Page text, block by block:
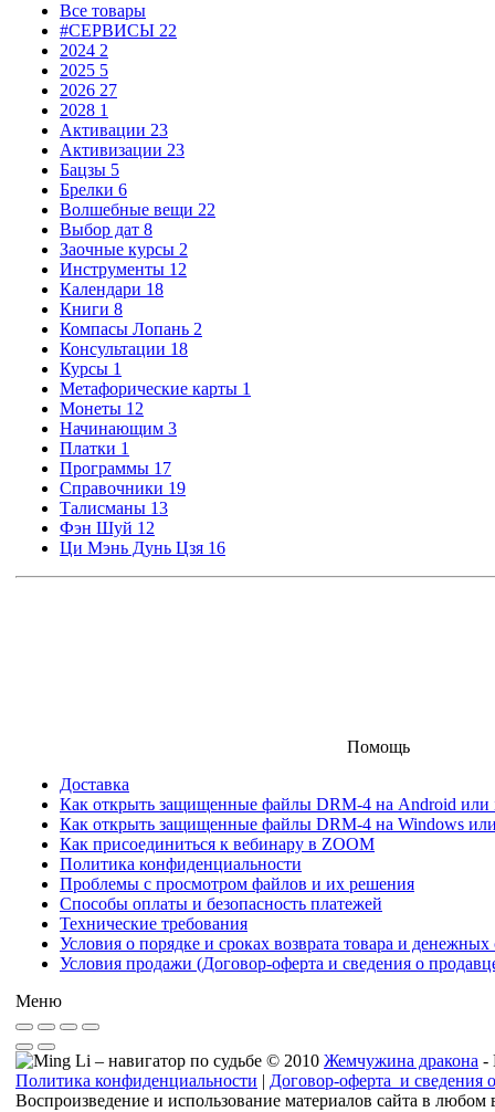
Все товары
#СЕРВИСЫ 22
2024 2
2025 5
2026 27
2028 1
Активации 23
Активизации 23
Бацзы 5
Брелки 6
Волшебные вещи 22
Выбор дат 8
Заочные курсы 2
Инструменты 12
Календари 18
Книги 8
Компасы Лопань 2
Консультации 18
Курсы 1
Метафорические карты 1
Монеты 12
Начинающим 3
Платки 1
Программы 17
Справочники 19
Талисманы 13
Фэн Шуй 12
Ци Мэнь Дунь Цзя 16
Помощь
Доставка
Как открыть защищенные файлы DRM-4 на Android или
Как открыть защищенные файлы DRM-4 на Windows
Как присоединиться к вебинару в ZOOM
Политика конфиденциальности
Проблемы с просмотром файлов и их решения
Способы оплаты и безопасность платежей
Технические требования
Условия о порядке и сроках возврата товара и денежных
Условия продажи (Договор-оферта и сведения о
Меню
© 2010 Жемчужина дракона -
Политика конфиденциальности | Договор-оферта и сведения
Воспроизведение и использование материалов сайта в